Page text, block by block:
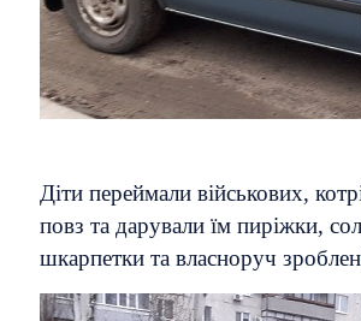
Діти переймали військових,
повз та дарували їм пиріжки,
шкарпетки та власноруч